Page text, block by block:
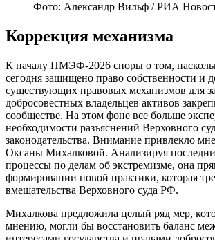
Фото: Александр Вильф / РИА
Коррекция механизма
К началу ПМЭФ-2026 споры о том,
сегодня защищено право собственности и
существующих правовых механизмов для
добросовестных владельцев активов
сообществе. На этом фоне все больше
необходимости разъяснений Верховного
законодательства. Внимание привлекло
Оксаны Михалковой. Анализируя
процессы по делам об экстремизме, она
формировании новой практики, которая
вмешательства Верховного суда РФ.
Михалкова предложила целый ряд мер,
мнению, могли бы восстановить баланс